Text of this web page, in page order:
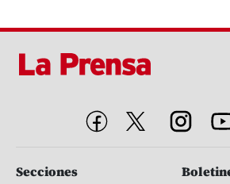
Secciones